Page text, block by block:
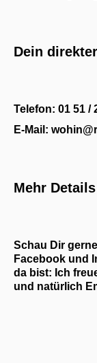
Dein
Telefon: 01 51 /
E-Mail:
Mehr
Schau Dir
Facebook und
da bist: Ich
und natürlich